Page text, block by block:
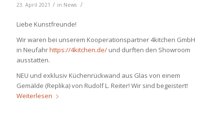
23. April 2021 / in News /
Liebe Kunstfreunde!
Wir waren bei unserem Kooperationspartner 4kitchen GmbH
in Neufahrhttps://4kitchen.de/ und durften den Showroom
ausstatten.
NEU und exklusiv Küchenrückwand aus Glas von einem
Gemälde (Replika) von Rudolf L. Reiter! Wir sind begeistert!
Weiterlesen